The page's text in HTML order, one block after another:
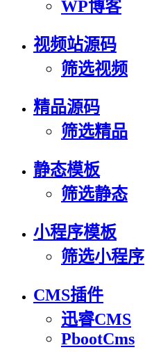
WP博客
视频站源码
筛选视频
精品源码
筛选精品
静态模板
筛选静态
小程序模板
筛选小程序
CMS插件
迅睿CMS
PbootCms